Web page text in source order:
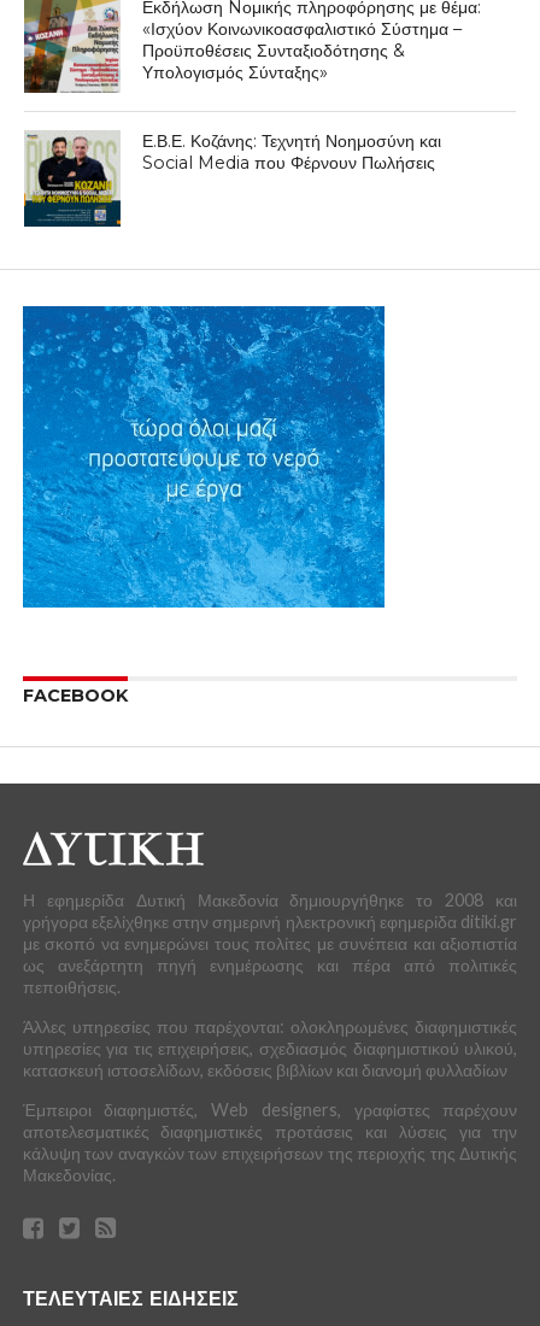
Εκδήλωση Nομικής πληροφόρησης με θέμα:
«Ισχύον Κοινωνικοασφαλιστικό Σύστημα –
Προϋποθέσεις Συνταξιοδότησης &
Υπολογισμός Σύνταξης»
Ε.Β.Ε. Κοζάνης: Τεχνητή Νοημοσύνη και
Social Media που Φέρνουν Πωλήσεις
FACEBOOK
Η εφημερίδα Δυτική Μακεδονία δημιουργήθηκε το 2008 και
γρήγορα εξελίχθηκε στην σημερινή ηλεκτρονική εφημερίδα ditiki.gr
με σκοπό να ενημερώνει τους πολίτες με συνέπεια και αξιοπιστία
ως ανεξάρτητη πηγή ενημέρωσης και πέρα από πολιτικές
πεποιθήσεις.
Άλλες υπηρεσίες που παρέχονται: ολοκληρωμένες διαφημιστικές
υπηρεσίες για τις επιχειρήσεις, σχεδιασμός διαφημιστικού υλικού,
κατασκευή ιστοσελίδων, εκδόσεις βιβλίων και διανομή φυλλαδίων
Έμπειροι διαφημιστές, Web designers, γραφίστες παρέχουν
αποτελεσματικές διαφημιστικές προτάσεις και λύσεις για την
κάλυψη των αναγκών των επιχειρήσεων της περιοχής της Δυτικής
Μακεδονίας.
ΤΕΛΕΥΤΑΙΕΣ ΕΙΔΗΣΕΙΣ